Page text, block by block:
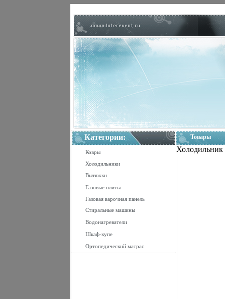
Категории:
Ковры
Холодильники
Вытяжки
Газовые плиты
Газовая варочная панель
Стиральные машины
Водонагреватели
Шкаф-купе
Ортопедический матрас
Товары
Холодильник